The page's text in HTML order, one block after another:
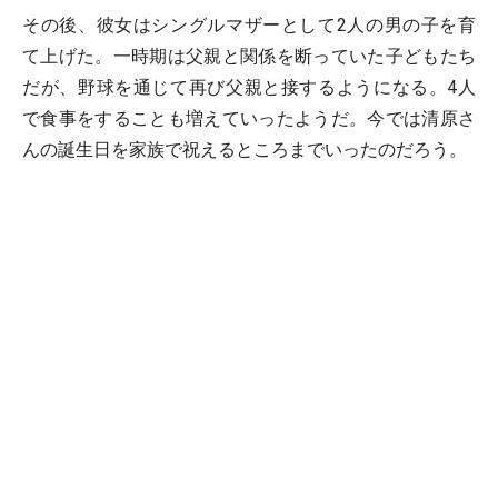
その後、彼女はシングルマザーとして2人の男の子を育
て上げた。一時期は父親と関係を断っていた子どもたち
だが、野球を通じて再び父親と接するようになる。4人
で食事をすることも増えていったようだ。今では清原さ
んの誕生日を家族で祝えるところまでいったのだろう。